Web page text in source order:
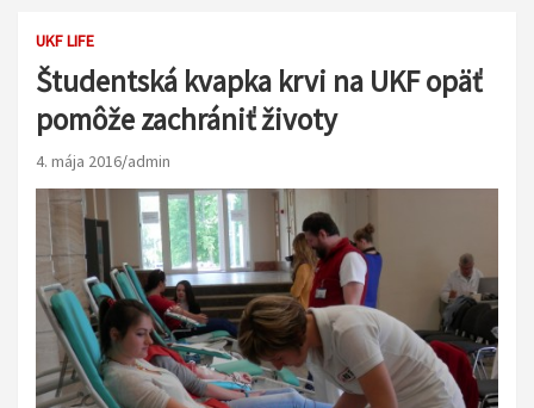
UKF LIFE
Študentská kvapka krvi na UKF opäť
pomôže zachrániť životy
4. mája 2016 admin